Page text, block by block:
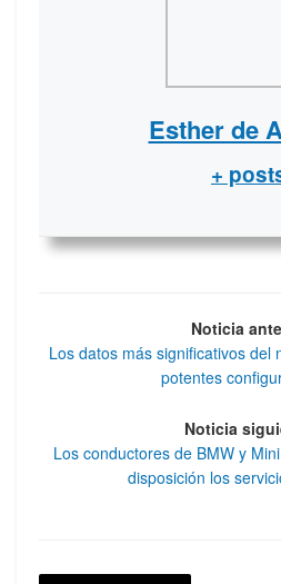
Esther de
+
Noticia
Los datos más significativos del
potentes
Noticia
Los conductores de BMW y
disposición los